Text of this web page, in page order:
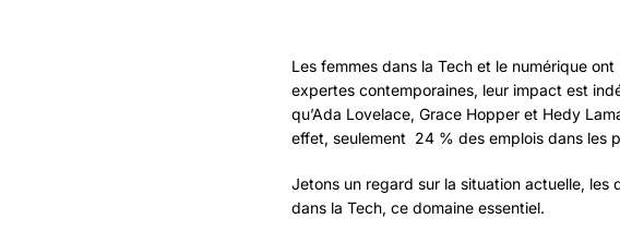
Les femmes dans la Tech et le numérique
expertes contemporaines, leur impact est
qu’Ada Lovelace, Grace Hopper et Hedy
effet, seulement 24 % des emplois dans les
Jetons un regard sur la situation actuelle,
dans la Tech, ce domaine essentiel.